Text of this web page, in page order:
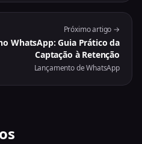
Próximo artigo →
WhatsApp: Guia Prático da
Captação à Retenção
Lançamento de WhatsApp